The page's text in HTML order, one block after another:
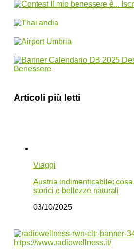
Articoli più letti
Viaggi
Austria indimenticabile:
storici e bellezze naturali
03/10/2025